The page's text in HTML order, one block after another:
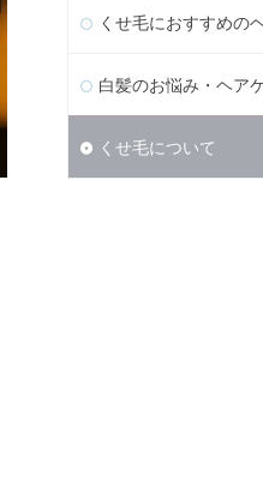
くせ毛におすすめの
白髪のお悩み・ヘア
くせ毛について